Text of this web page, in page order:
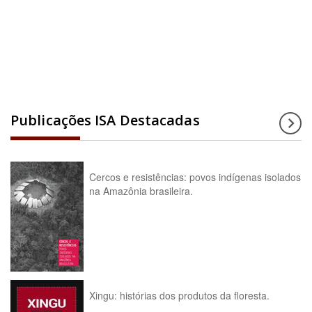
Publicações ISA Destacadas
Cercos e resistências: povos indígenas isolados
na Amazônia brasileira.
Xingu: histórias dos produtos da floresta.